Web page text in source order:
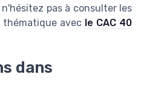
pas à consulter les
avec le CAC 40
dans